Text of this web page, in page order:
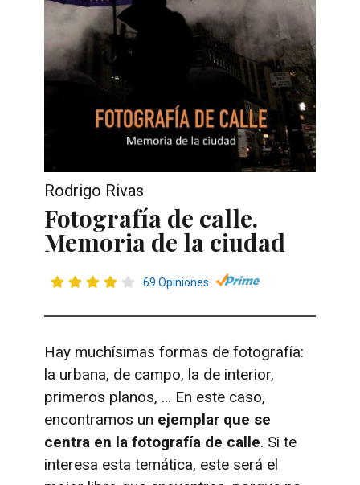
Rodrigo Rivas
Fotografía de calle.
Memoria de la ciudad
69 Opiniones
Hay muchísimas formas de fotografía:
la urbana, de campo, la de interior,
primeros planos, … En este caso,
encontramos un ejemplar que se
centra en la fotografía de calle. Si te
interesa esta temática, este será el